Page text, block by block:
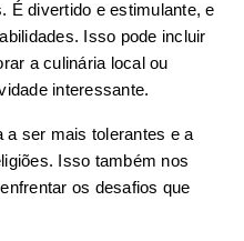
É divertido e estimulante, e
Isso pode incluir
a culinária local ou
interessante.
a ser mais tolerantes e a
Isso também nos
os desafios que